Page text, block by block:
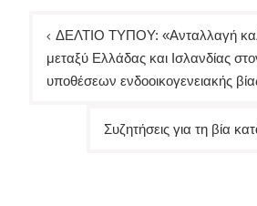
άρθρων
ΔΕΛΤΙΟ ΤΥΠΟΥ: «Ανταλλαγή
μεταξύ Ελλάδας και Ισλανδίας
υποθέσεων ενδοοικογενειακής
Συζητήσεις για τη βία